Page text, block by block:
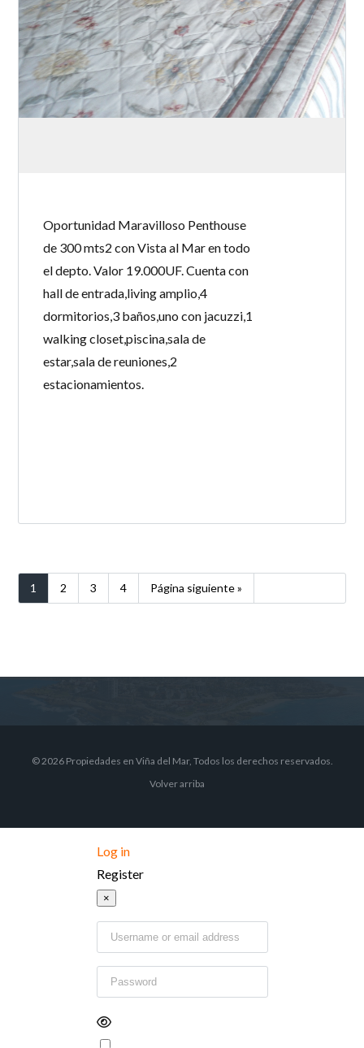
Oportunidad Maravilloso Penthouse
de 300 mts2 con Vista al Mar en todo
el depto. Valor 19.000UF. Cuenta con
hall de entrada,living amplio,4
dormitorios,3 baños,uno con jacuzzi,1
walking closet,piscina,sala de
estar,sala de reuniones,2
estacionamientos.
1 2 3 4 Página siguiente »
© 2026 Propiedades en Viña del Mar, Todos los derechos reservados.
Volver arriba
Log in
Register
×
Username or email address
Password